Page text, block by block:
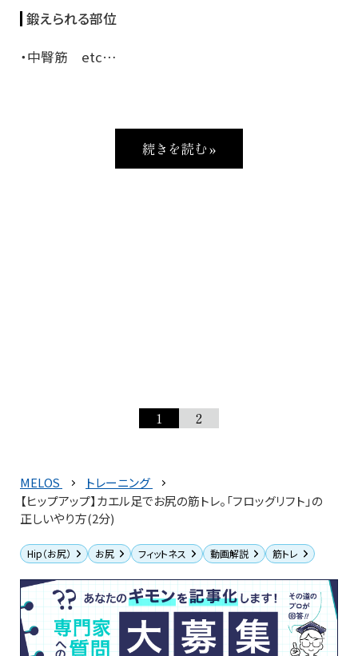
鍛えられる部位
・中臀筋 etc…
続きを読む »
1 2
MELOS
トレーニング
【ヒップアップ】カエル足でお尻の筋トレ。「フロッグリフト」の
正しいやり方(2分)
Hip（お尻） お尻 フィットネス 動画解説 筋トレ